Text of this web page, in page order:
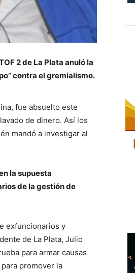
2 de La Plata anuló la
contra el gremialismo.
fue absuelto este
de dinero. Así los
mandó a investigar al
la supuesta
de la gestión de
exfuncionarios y
de La Plata, Julio
para armar causas
promover la